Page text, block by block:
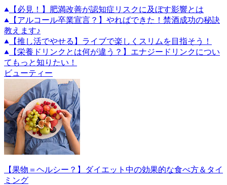
【必見！】肥満改善が認知症リスクに及ぼす影響とは
【アルコール卒業宣言？】やればできた！禁酒成功の秘訣
教えます♪
【推し活でやせる】ライブで楽しくスリムを目指そう！
【栄養ドリンクとは何が違う？】エナジードリンクについ
てもっと知りたい！
ビューティー
【果物＝ヘルシー？】ダイエット中の効果的な食べ方＆タイ
ミング